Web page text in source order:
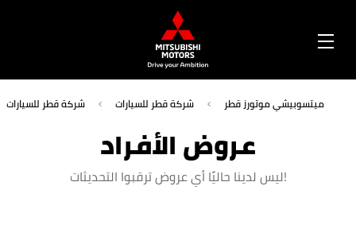
MENU
ميتسوبيشي موتورز قطر شركة قطر للسيارات شركة قطر للسيارات
عروض الأفراد
!ليس لدينا حاليًا أي عروض ترقبوا التحديثات